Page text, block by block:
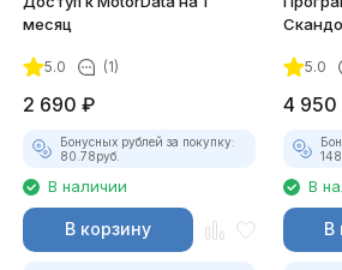
месяц
5.0 (1)
2 690 ₽
Бонусных рублей за покупку:
80.78руб.
В наличии
В корзину
5.0
4 950
В
В